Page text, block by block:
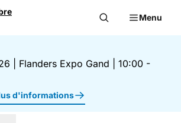
Menu
Flanders Expo Gand
10:00 -
d'informations